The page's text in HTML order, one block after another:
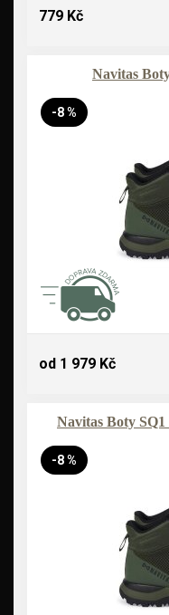
779 Kč
Navitas
-8 %
od 1 979 Kč
Navitas Boty
-8 %